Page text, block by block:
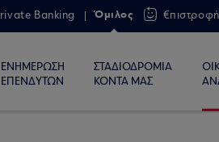
Banking Όμιλος €πιστροφή
ΕΝΗΜΕΡΩΣΗ
ΕΠΕΝΔΥΤΩΝ
ΣΤΑΔΙΟΔΡΟΜΙΑ
ΚΟΝΤΑ ΜΑΣ